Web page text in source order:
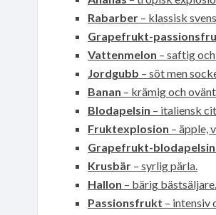
Rabarber – klassisk
Grapefrukt-
Vattenmelon – saftig
Jordgubb – söt men
Banan – krämig och
Blodapelsin – italiensk
Fruktexplosion – äpple,
Grapefrukt-blodapelsin
Krusbär – syrlig pärla.
Hallon – bärig bästsäljare.
Passionsfrukt – intensiv